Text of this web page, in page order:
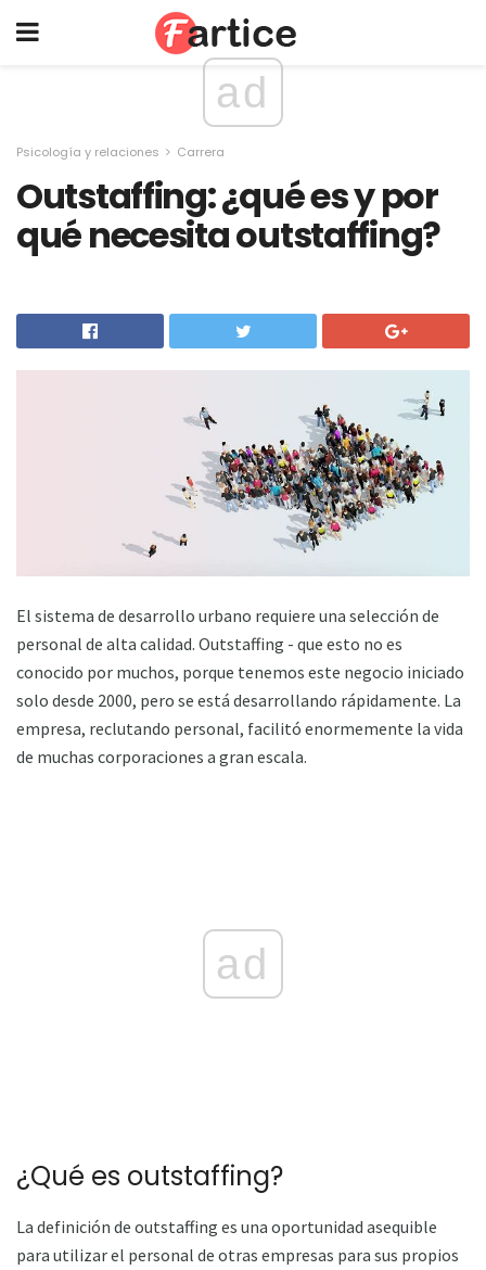
ad
Psicología y relaciones Carrera
Outstaffing: ¿qué es y por
qué necesita outstaffing?
El sistema de desarrollo urbano requiere una selección de
personal de alta calidad. Outstaffing - que esto no es
conocido por muchos, porque tenemos este negocio iniciado
solo desde 2000, pero se está desarrollando rápidamente. La
empresa, reclutando personal, facilitó enormemente la vida
de muchas corporaciones a gran escala.
ad
¿Qué es outstaffing?
La definición de outstaffing es una oportunidad asequible
para utilizar el personal de otras empresas para sus propios